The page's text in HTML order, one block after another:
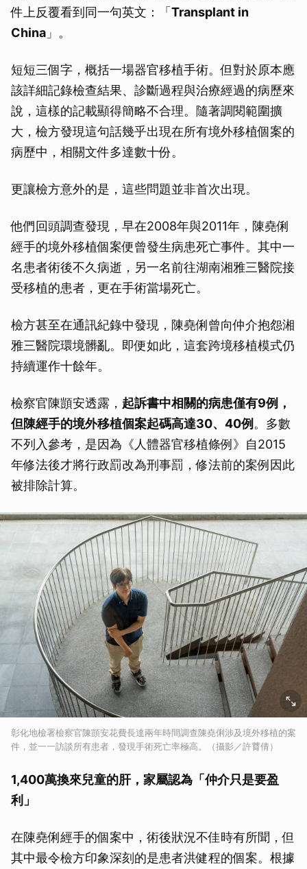
件上反覆看到同一句英文：「 Transplant in
China 」。
短短三個字，概括一場器官移植手術。但對於原本應
該詳細記錄檢查結果、診斷過程與治療經過的病歷來
說，這樣的記載顯得簡略不合理。隨著調閱範圍擴
大，檢方發現這句話幾乎出現在所有境外移植個案的
病歷中，相關文件多達數十份。
更讓檢方意外的是，這些問題並非首次出現。
他們回頭調查發現，早在2008年與2011年，陳堯俐
經手的境外移植個案便曾發生病患死亡事件。其中一
名患者術後不久病逝，另一名前往湖南湘雅三醫院接
受移植的患者，更在手術當場死亡。
檢方甚至在通訊紀錄中發現，陳堯俐曾向仲介抱怨湘
雅三醫院環境髒亂。即便如此，這套跨境移植模式仍
持續運作十餘年。
檢察官陳顗安透露， 起訴書中相關的病患僅有9例，
但陳經手的境外移植個案起碼高達30、40例 。多數
不列入參考，是因為《人體器官移植條例》自2015
年修法後才將行政罰改為刑事罰，修法前的案例因此
被排除計算。
彰化地檢署檢察官陳顗安花費長達兩年時間調查陳堯俐涉及境外移植的案
件，並一一訪談所有患者，發現手術死亡率極高。（攝影／許𦱀倩）
1,400萬換來兒童的肝，家屬認為「仲介只是要盈
利」
在陳堯俐經手的個案中，術後狀況不佳時有所聞，但
其中最令檢方印象深刻的是患者洪健程的個案。根據